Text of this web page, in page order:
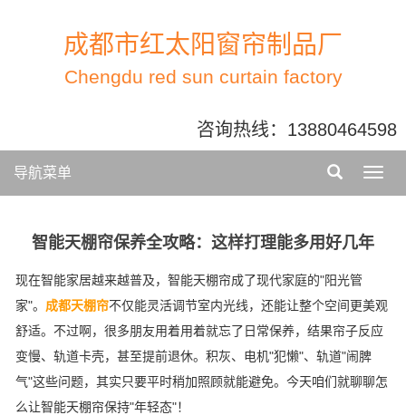
成都市红太阳窗帘制品厂
Chengdu red sun curtain factory
咨询热线： 13880464598
导航菜单
智能天棚帘保养全攻略：这样打理能多用好几年
现在智能家居越来越普及，智能天棚帘成了现代家庭的"阳光管
家"。 成都天棚帘不仅能灵活调节室内光线，还能让整个空间更美观
舒适。不过啊，很多朋友用着用着就忘了日常保养，结果帘子反应
变慢、轨道卡壳，甚至提前退休。积灰、电机"犯懒"、轨道"闹脾
气"这些问题，其实只要平时稍加照顾就能避免。今天咱们就聊聊怎
么让智能天棚帘保持"年轻态"！